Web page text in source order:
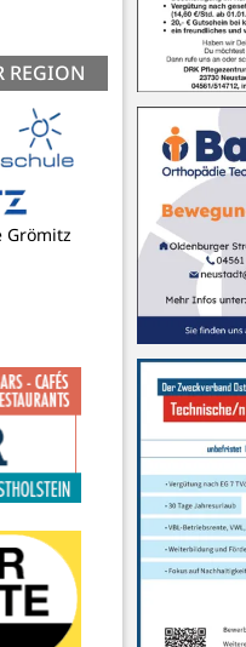
REGION
Co. KG